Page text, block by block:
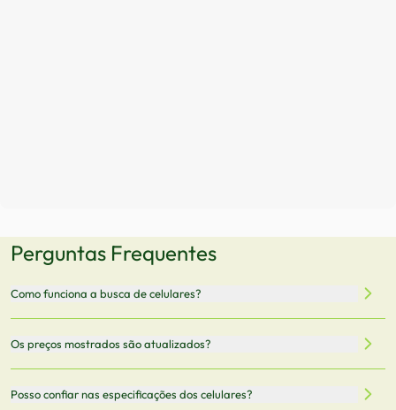
Perguntas Frequentes
Como funciona a busca de celulares?
armazenamento, memória RAM, bateria e conectividade
Os preços mostrados são atualizados?
Posso confiar nas especificações dos celulares?